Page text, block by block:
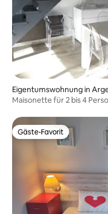
Eigentumswohnung in
Maisonette für 2 bis 4
Gäste-Favorit
Gäste-Favorit